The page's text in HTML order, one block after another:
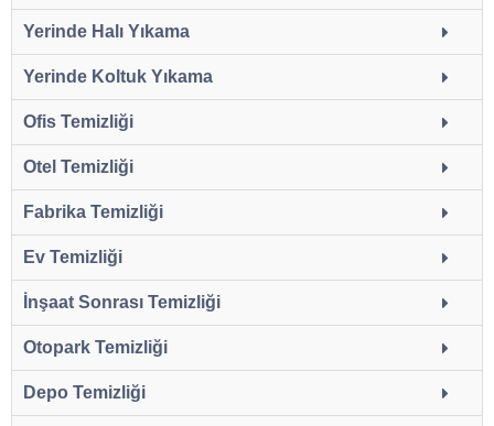
Yerinde Halı Yıkama
Yerinde Koltuk Yıkama
Ofis Temizliği
Otel Temizliği
Fabrika Temizliği
Ev Temizliği
İnşaat Sonrası Temizliği
Otopark Temizliği
Depo Temizliği